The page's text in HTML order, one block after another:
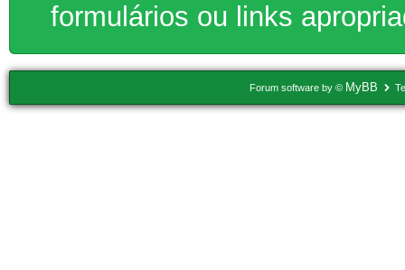
formulários ou links
Forum software by © MyBB